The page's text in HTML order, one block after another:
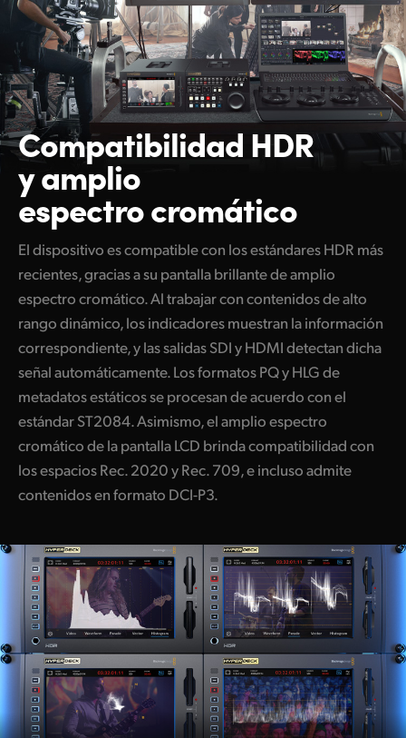
Compatibilidad HDR
y amplio
espectro cromático
El dispositivo es compatible con los estándares HDR más
recientes, gracias a su pantalla brillante de amplio
espectro cromático. Al trabajar con contenidos de alto
rango dinámico, los indicadores muestran la información
correspondiente, y las salidas SDI y HDMI detectan dicha
señal automáticamente. Los formatos PQ y HLG de
metadatos estáticos se procesan de acuerdo con el
estándar ST2084. Asimismo, el amplio espectro
cromático de la pantalla LCD brinda compatibilidad con
los espacios Rec. 2020 y Rec. 709, e incluso admite
contenidos en formato DCI-P3.